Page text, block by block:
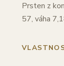
Prsten z
57, váha